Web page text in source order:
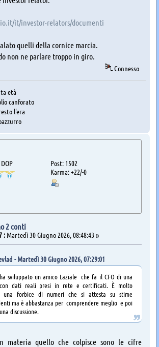
it/investor-relators/documenti
quelli della cornice marcia.
non ne parlare troppo in giro.
Connesso
età
canforato
l'era
Post: 1502
Karma: +22/-0
2 conti
:Martedì 30 Giugno 2026, 08:48:43 »
- Martedì 30 Giugno 2026, 07:29:01
sviluppato un amico Laziale che fa il CFO di una
con dati reali presi in rete e certificati. È molto
una forbice di numeri che si attesta su stime
ma è abbastanza per comprendere meglio e poi
discussione.
materia quello che colpisce sono le cifre